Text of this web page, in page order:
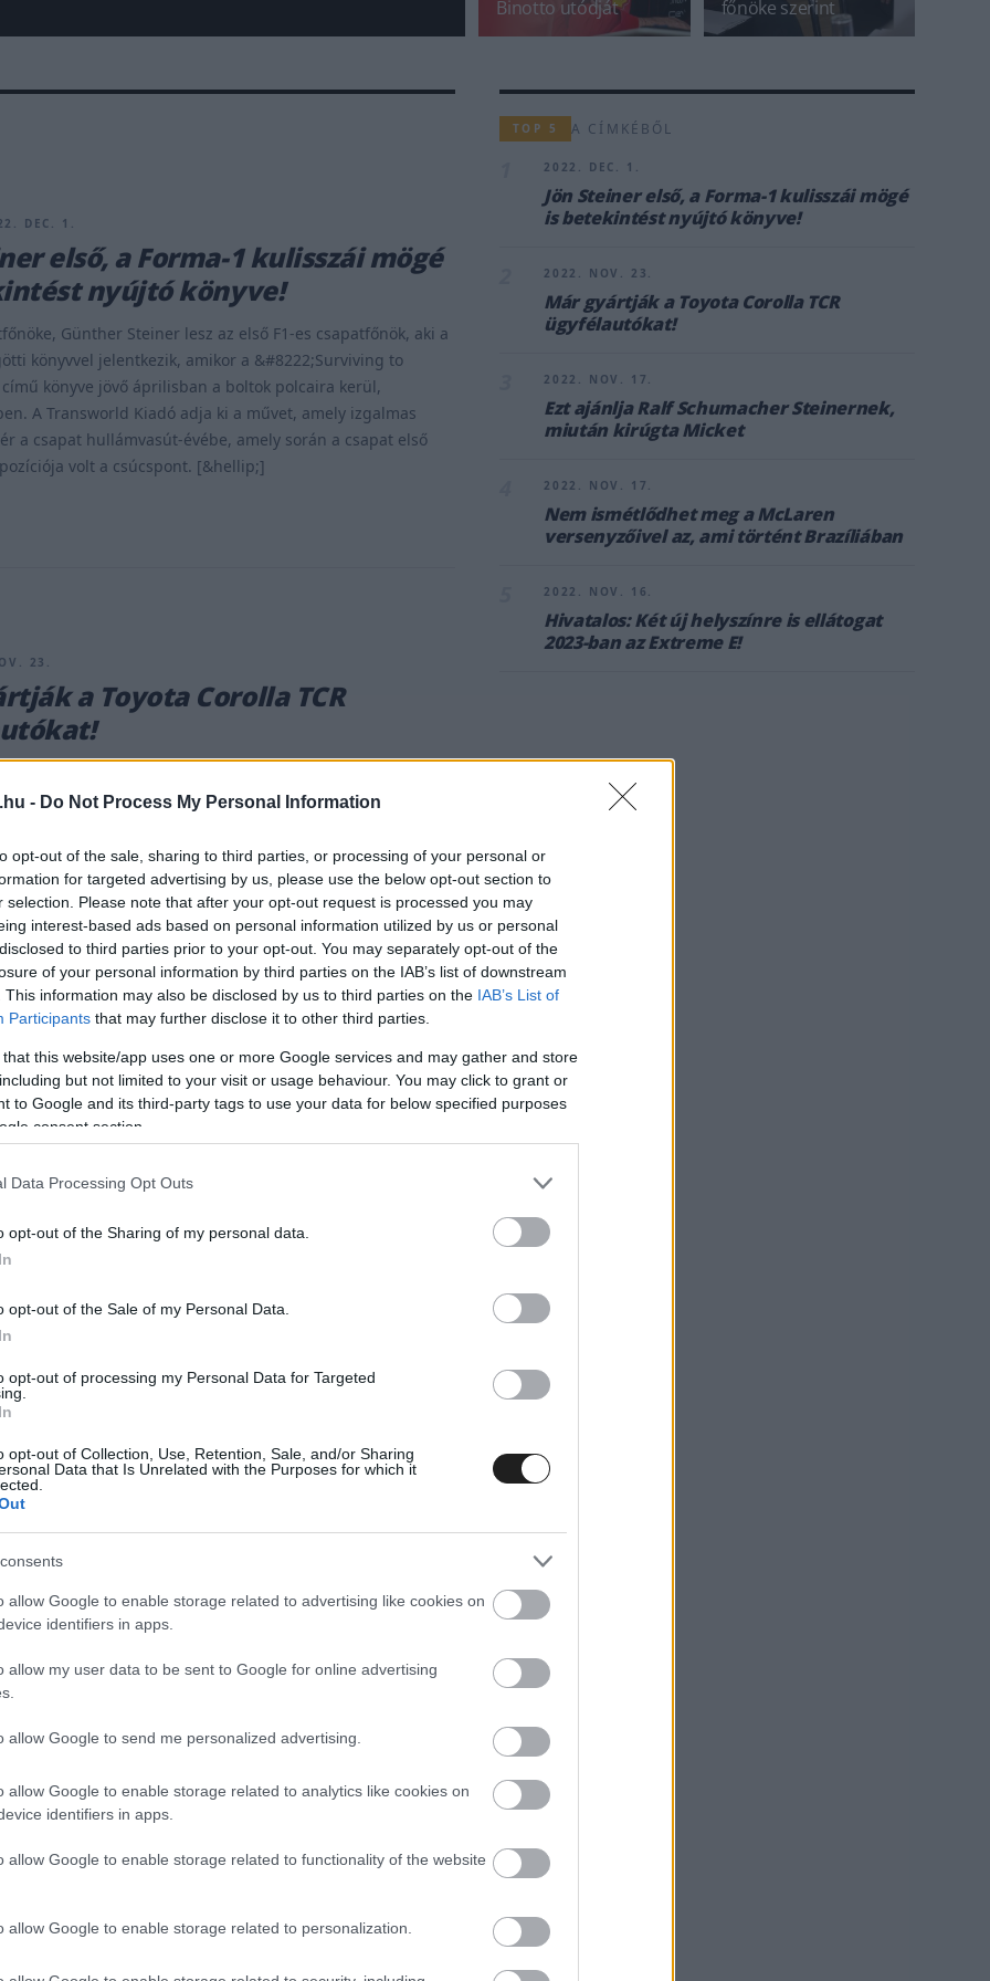
- Do Not Process My Personal Information
opt-out of the sale, sharing to third parties, or processing of your personal or
for targeted advertising by us, please use the below opt-out section to
selection. Please note that after your opt-out request is processed you may
interest-based ads based on personal information utilized by us or personal
to third parties prior to your opt-out. You may separately opt-out of the
of your personal information by third parties on the IAB’s list of downstream
This information may also be disclosed by us to third parties on the IAB’s List of
Participants that may further disclose it to other third parties.
that this website/app uses one or more Google services and may gather and store
but not limited to your visit or usage behaviour. You may click to grant or
to Google and its third-party tags to use your data for below specified purposes
consent section.
Data Processing Opt Outs
opt-out of the Sharing of my personal data.
opt-out of the Sale of my Personal Data.
opt-out of processing my Personal Data for Targeted
opt-out of Collection, Use, Retention, Sale, and/or Sharing
Data that Is Unrelated with the Purposes for which it
allow Google to enable storage related to advertising like cookies on
identifiers in apps.
allow my user data to be sent to Google for online advertising
allow Google to send me personalized advertising.
allow Google to enable storage related to analytics like cookies on
identifiers in apps.
allow Google to enable storage related to functionality of the website
allow Google to enable storage related to personalization.
Binotto utódját főnöke szerint
DEC. 1.
első, a Forma-1 kulisszái mögé
nyújtó könyve!
Günther Steiner lesz az első F1-es csapatfőnök, aki a
könyvvel jelentkezik, amikor a &#8222;Surviving to
könyve jövő áprilisban a boltok polcaira kerül,
A Transworld Kiadó adja ki a művet, amely izgalmas
a csapat hullámvasút-évébe, amely során a csapat első
volt a csúcspont. [&hellip;]
23.
a Toyota Corolla TCR
a gyártását, miután az első autóval sikeresen debütált a
közúti autógyártó üzemei mellett. Ott olyan modelleket is
a Hilux és az SW4. A Motor1.com-nak Juan Pablo Grano, a
NOV. 17.
Ralf Schumacher Steinernek,
kirúgta Micket
újra élesen bírálta a Haas csapatfőnökét, Günther
Mick Schumacher és Nico Hülkenberg
A volt Forma-1-es versenyző a német Sky-nak adott
úgy értem, motiválni kell az alkalmazottakat.&#8221;
Steiner kudarcot vallott ebben a tekintetben, ahogy
meg a McLaren
az, ami történt Brazíliában
1-es csapatfőnöke, Andreas Seidl szerint csapata
lehetőséget&#8221; szalasztott el a múlt hétvégén
Daniel Ricciardo és Lando Norris is
már az első körben eldőlt, mivel összeütközött a Haas
Charles Leclerc-rel, de végül egy [&hellip;]
16.
TOP 5 A CÍMKÉBŐL
2022. DEC. 1.
Jön Steiner első, a Forma-1 kulisszái mögé
is betekintést nyújtó könyve!
2022. NOV. 23.
Már gyártják a Toyota Corolla TCR
ügyfélautókat!
2022. NOV. 17.
Ezt ajánlja Ralf Schumacher Steinernek,
miután kirúgta Micket
2022. NOV. 17.
Nem ismétlődhet meg a McLaren
versenyzőivel az, ami történt Brazíliában
2022. NOV. 16.
Hivatalos: Két új helyszínre is ellátogat
2023-ban az Extreme E!